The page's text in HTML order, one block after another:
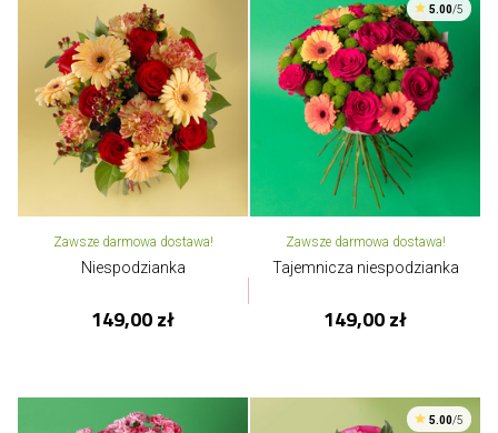
Zawsze darmowa dostawa!
Niespodzianka
149,00 zł
5.00/5
Zawsze darmowa dostawa!
Tajemnicza niespodzianka
149,00 zł
5.00/5